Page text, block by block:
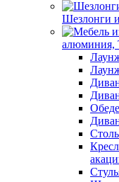
Шезлонги
алюминия,